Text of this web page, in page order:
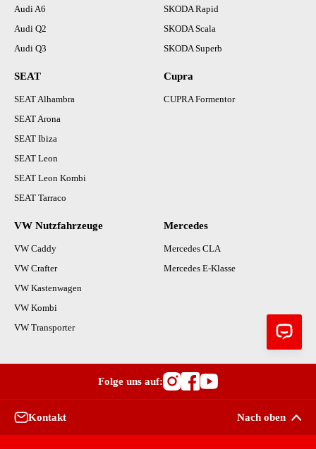
Audi A6
Audi Q2
Audi Q3
SKODA Rapid
SKODA Scala
SKODA Superb
SEAT
SEAT Alhambra
SEAT Arona
SEAT Ibiza
SEAT Leon
SEAT Leon Kombi
SEAT Tarraco
Cupra
CUPRA Formentor
VW Nutzfahrzeuge
VW Caddy
VW Crafter
VW Kastenwagen
VW Kombi
VW Transporter
Mercedes
Mercedes CLA
Mercedes E-Klasse
Folge uns auf:
Besuche
Besuche
Besuche
Kontakt Nach oben